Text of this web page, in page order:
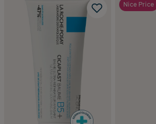
Nice Price